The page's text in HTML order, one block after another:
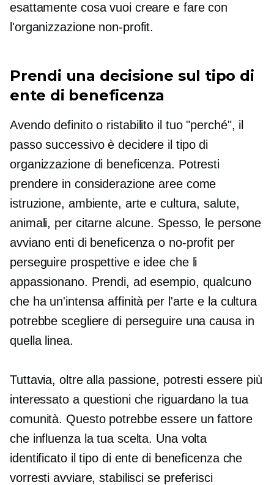
esattamente cosa vuoi creare e fare con
l'organizzazione non-profit.
Prendi una decisione sul tipo di
ente di beneficenza
Avendo definito o ristabilito il tuo "perché", il
passo successivo è decidere il tipo di
organizzazione di beneficenza. Potresti
prendere in considerazione aree come
istruzione, ambiente, arte e cultura, salute,
animali, per citarne alcune. Spesso, le persone
avviano enti di beneficenza o no-profit per
perseguire prospettive e idee che li
appassionano. Prendi, ad esempio, qualcuno
che ha un'intensa affinità per l'arte e la cultura
potrebbe scegliere di perseguire una causa in
quella linea.
Tuttavia, oltre alla passione, potresti essere più
interessato a questioni che riguardano la tua
comunità. Questo potrebbe essere un fattore
che influenza la tua scelta. Una volta
identificato il tipo di ente di beneficenza che
vorresti avviare, stabilisci se preferisci